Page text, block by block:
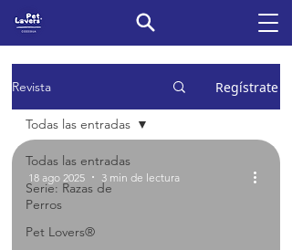
Revista Regístrate
Todas las entradas
Serie: Razas de
Perros
Pet Lovers®
Todas las entradas
18 ago 2025 3 min de lectura